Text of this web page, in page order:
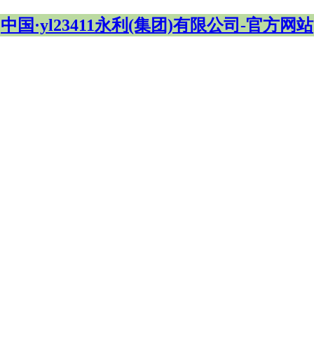
中国·yl23411永利(集团)有限公司-官方网站